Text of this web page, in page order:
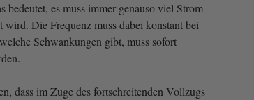
es muss immer genauso viel Strom
Die Frequenz muss dabei konstant bei
Schwankungen gibt, muss sofort
dass im Zuge des fortschreitenden Vollzugs